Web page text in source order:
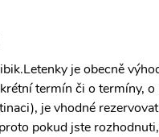
je obecně
termín či o termíny,
je vhodné
pokud jste